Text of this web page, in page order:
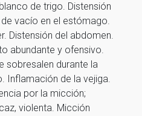
de trigo. Distensión
vacío en el estómago.
Distensión del abdomen.
abundante y ofensivo.
sobresalen durante la
Inflamación de la vejiga.
por la micción;
violenta. Micción